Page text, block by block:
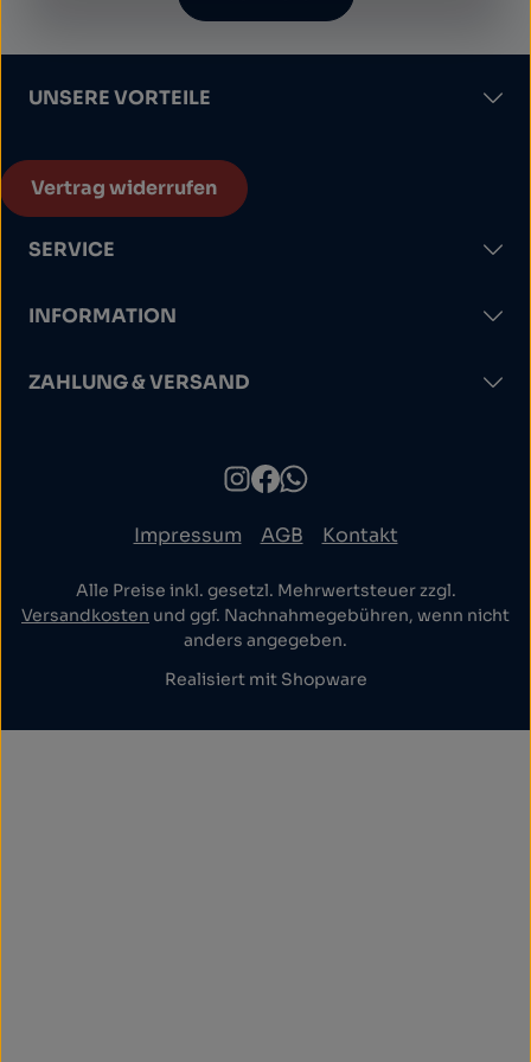
UNSERE VORTEILE
Vertrag widerrufen
SERVICE
INFORMATION
ZAHLUNG & VERSAND
Impressum AGB Kontakt
Alle Preise inkl. gesetzl. Mehrwertsteuer zzgl.
Versandkosten und ggf. Nachnahmegebühren, wenn nicht
anders angegeben.
Realisiert mit Shopware